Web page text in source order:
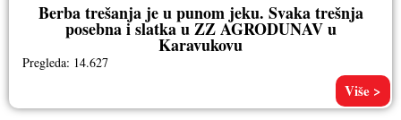
Berba trešanja je u punom jeku. Svaka trešnja
posebna i slatka u ZZ AGRODUNAV u
Karavukovu
Pregleda: 14.627
Više >